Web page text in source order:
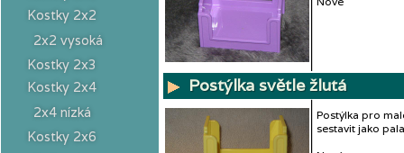
Kostky 2x2
2x2 vysoká
Kostky 2x3
Kostky 2x4
2x4 nízká
Kostky 2x6
Postýlka světle žlutá
Postýlka pro
sestavit jako